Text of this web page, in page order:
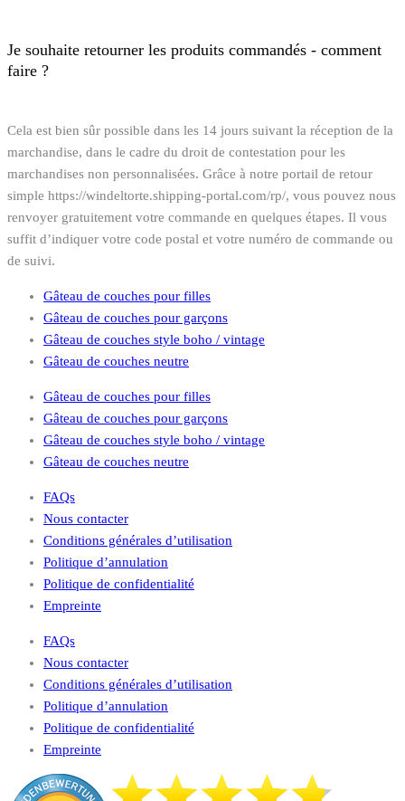
Je souhaite retourner les produits commandés - comment
faire ?
Cela est bien sûr possible dans les 14 jours suivant la réception de la
marchandise, dans le cadre du droit de contestation pour les
marchandises non personnalisées. Grâce à notre portail de retour
simple https://windeltorte.shipping-portal.com/rp/, vous pouvez nous
renvoyer gratuitement votre commande en quelques étapes. Il vous
suffit d’indiquer votre code postal et votre numéro de commande ou
de suivi.
Gâteau de couches pour filles
Gâteau de couches pour garçons
Gâteau de couches style boho / vintage
Gâteau de couches neutre
Gâteau de couches pour filles
Gâteau de couches pour garçons
Gâteau de couches style boho / vintage
Gâteau de couches neutre
FAQs
Nous contacter
Conditions générales d’utilisation
Politique d’annulation
Politique de confidentialité
Empreinte
FAQs
Nous contacter
Conditions générales d’utilisation
Politique d’annulation
Politique de confidentialité
Empreinte